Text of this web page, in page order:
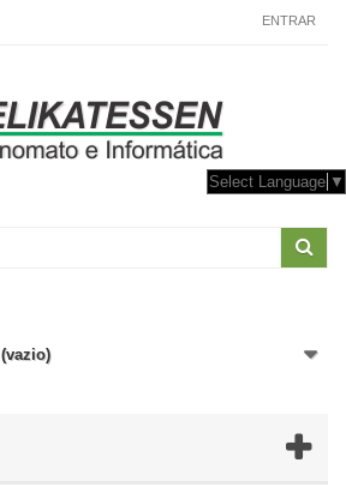
ENTRAR
Select Language ▼
(vazio)